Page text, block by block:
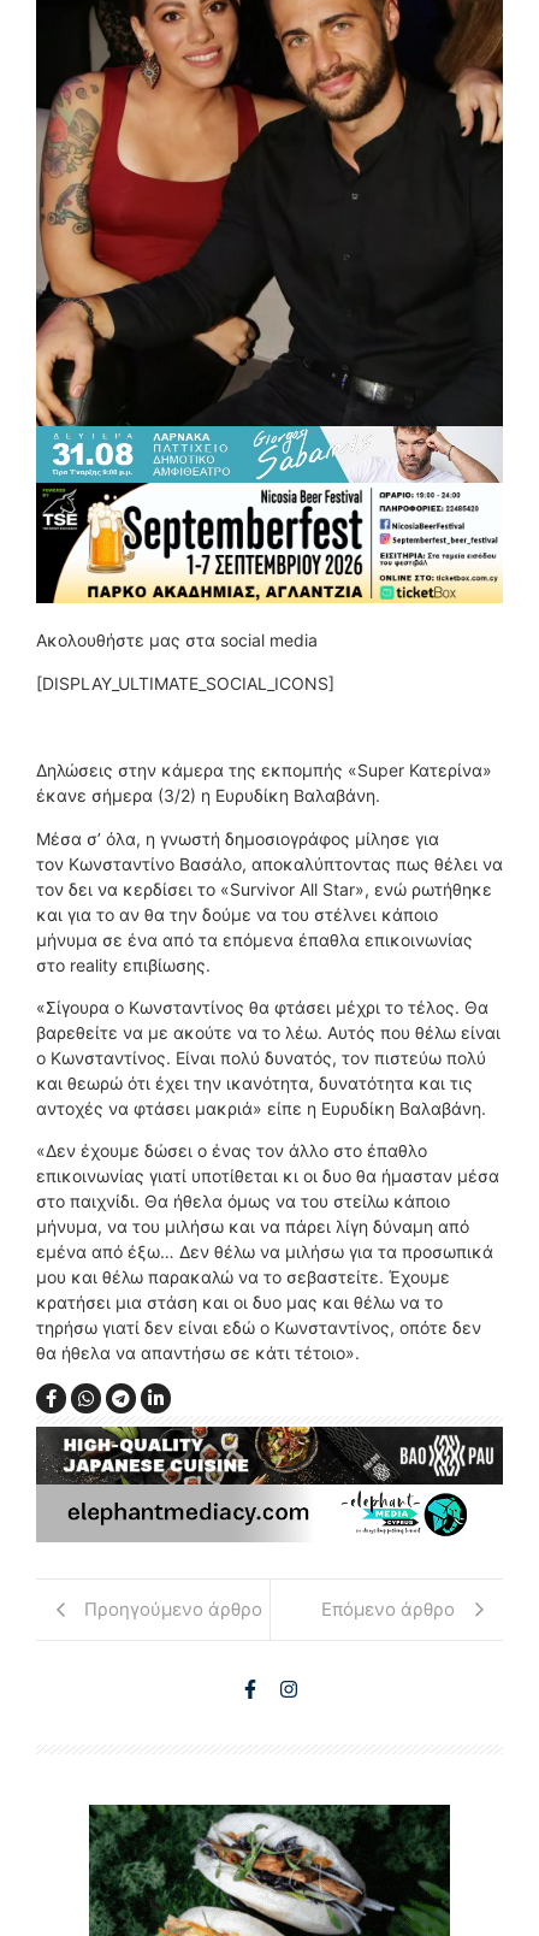
Ακολουθήστε μας στα social media
[DISPLAY_ULTIMATE_SOCIAL_ICONS]
Δηλώσεις στην κάμερα της εκπομπής «Super Κατερίνα»
έκανε σήμερα (3/2) η Ευρυδίκη Βαλαβάνη.
Μέσα σ’ όλα, η γνωστή δημοσιογράφος μίλησε για
τον Κωνσταντίνο Βασάλο, αποκαλύπτοντας πως θέλει να
τον δει να κερδίσει το «Survivor All Star», ενώ ρωτήθηκε
και για το αν θα την δούμε να του στέλνει κάποιο
μήνυμα σε ένα από τα επόμενα έπαθλα επικοινωνίας
στο reality επιβίωσης.
«Σίγουρα ο Κωνσταντίνος θα φτάσει μέχρι το τέλος. Θα
βαρεθείτε να με ακούτε να το λέω. Αυτός που θέλω είναι
ο Κωνσταντίνος. Είναι πολύ δυνατός, τον πιστεύω πολύ
και θεωρώ ότι έχει την ικανότητα, δυνατότητα και τις
αντοχές να φτάσει μακριά» είπε η Ευρυδίκη Βαλαβάνη.
«Δεν έχουμε δώσει ο ένας τον άλλο στο έπαθλο
επικοινωνίας γιατί υποτίθεται κι οι δυο θα ήμασταν μέσα
στο παιχνίδι. Θα ήθελα όμως να του στείλω κάποιο
μήνυμα, να του μιλήσω και να πάρει λίγη δύναμη από
εμένα από έξω… Δεν θέλω να μιλήσω για τα προσωπικά
μου και θέλω παρακαλώ να το σεβαστείτε. Έχουμε
κρατήσει μια στάση και οι δυο μας και θέλω να το
τηρήσω γιατί δεν είναι εδώ ο Κωνσταντίνος, οπότε δεν
θα ήθελα να απαντήσω σε κάτι τέτοιο».
Προηγούμενο άρθρο Επόμενο άρθρο